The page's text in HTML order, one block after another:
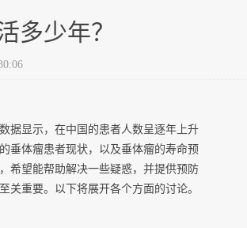
多少年？
据显示，在中国的患者人数呈逐年上升
垂体瘤患者现状，以及垂体瘤的寿命预
希望能帮助解决一些疑惑，并提供预防
关重要。以下将展开各个方面的讨论。